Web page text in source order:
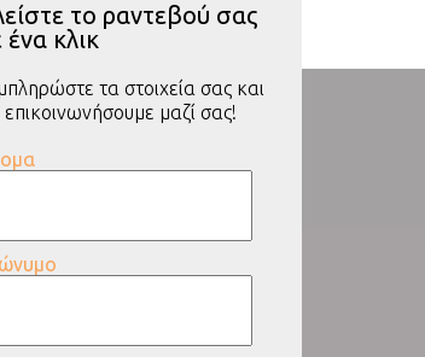
το ραντεβού σας
ένα κλικ
τα στοιχεία σας και
μαζί σας!